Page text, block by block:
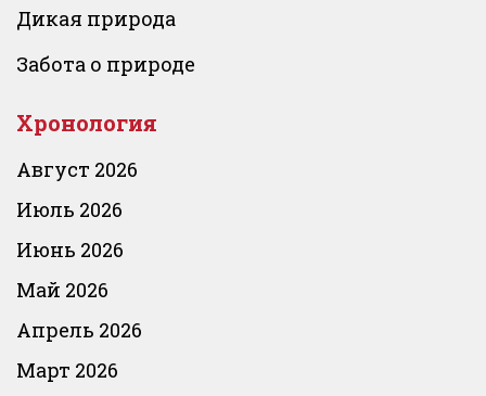
Дикая природа
Забота о природе
Хронология
Август 2026
Июль 2026
Июнь 2026
Май 2026
Апрель 2026
Март 2026